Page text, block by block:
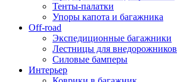
Тенты-палатки
Упоры капота и багажника
Off-road
Экспедиционные багажники
Лестницы для внедорожников
Силовые бамперы
Интерьер